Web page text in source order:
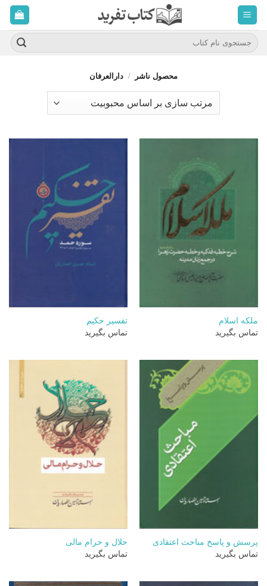
محتوا
برویدجستجو
برای:
محصول ناشر / دارالعرفان
ملکه اسلام
تماس بگیرید
تفسیر حکیم
تماس بگیرید
پرسش و پاسخ مباحث اعتقادی
تماس بگیرید
حلال و حرام مالی
تماس بگیرید